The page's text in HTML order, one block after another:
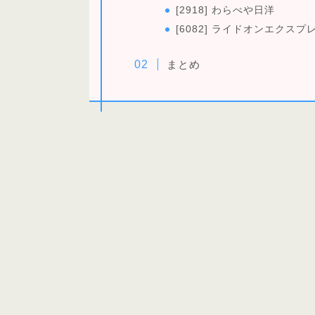
[2918] わらべや日洋
[6082] ライドオンエクスプ
まとめ